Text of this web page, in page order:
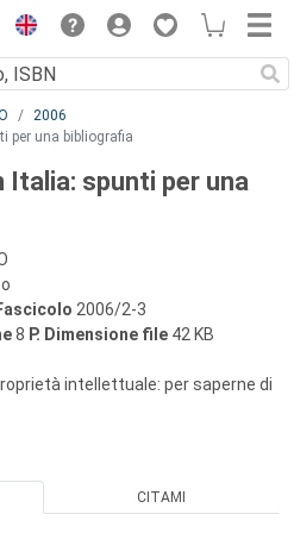
2006
per una bibliografia
Italia: spunti per una
2006/2-3
8 P. Dimensione file 42 KB
intellettuale: per saperne di
CITAMI